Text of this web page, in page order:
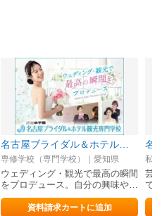
専修学校（専門学校）｜愛知県
ウェディング・観光で最高の瞬間
をプロデュース。自分の興味や…
資料請求カートに追加
私
芸
で